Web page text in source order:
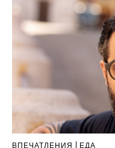
ВПЕЧАТЛЕНИЯ ЕДА